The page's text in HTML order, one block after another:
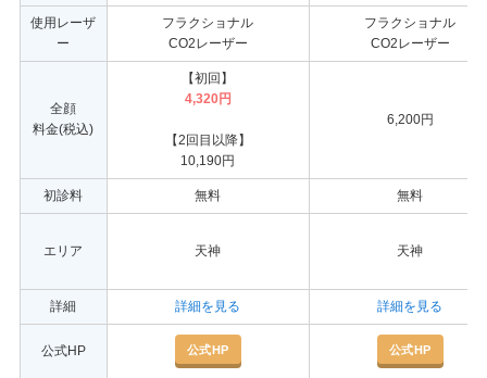
使用レーザ
ー
フラクショナル
CO2レーザー
フラクショナル
CO2レーザー
全顔
料金(税込)
【初回】
4,320円
【2回目以降】
10,190円
6,200円
初診料 無料 無料
エリア 天神 天神
詳細 詳細を見る 詳細を見る
公式HP 公式HP 公式HP